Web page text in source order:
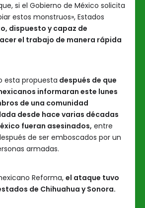
si el Gobierno de México solicita
estos monstruos», Estados
dispuesto y capaz de
el trabajo de manera rápida
esta propuesta después de que
informaran este lunes
de una comunidad
desde hace varias décadas
fueran asesinados, entre
de ser emboscados por un
armadas.
Reforma, el ataque tuvo
de Chihuahua y Sonora.